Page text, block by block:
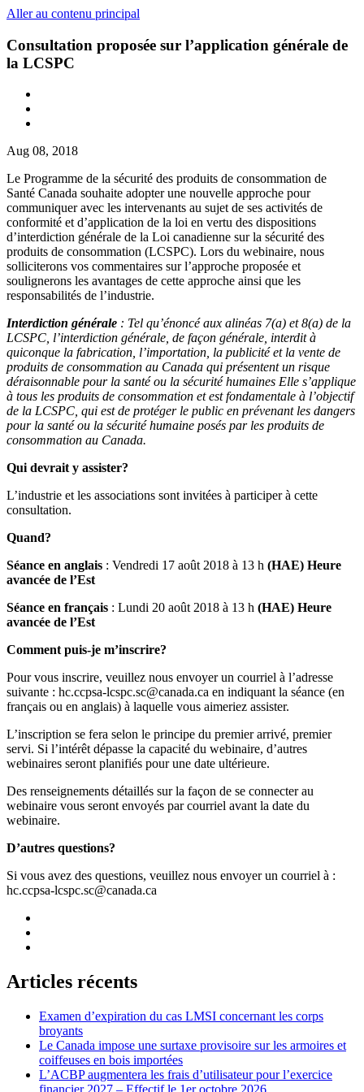
Aller au contenu principal
Consultation proposée sur l’application générale de
la LCSPC
Aug 08, 2018
Le Programme de la sécurité des produits de consommation de
Santé Canada souhaite adopter une nouvelle approche pour
communiquer avec les intervenants au sujet de ses activités de
conformité et d’application de la loi en vertu des dispositions
d’interdiction générale de la Loi canadienne sur la sécurité des
produits de consommation (LCSPC). Lors du webinaire, nous
solliciterons vos commentaires sur l’approche proposée et
soulignerons les avantages de cette approche ainsi que les
responsabilités de l’industrie.
Interdiction générale : Tel qu’énoncé aux alinéas 7(a) et 8(a) de la
LCSPC, l’interdiction générale, de façon générale, interdit à
quiconque la fabrication, l’importation, la publicité et la vente de
produits de consommation au Canada qui présentent un risque
déraisonnable pour la santé ou la sécurité humaines Elle s’applique
à tous les produits de consommation et est fondamentale à l’objectif
de la LCSPC, qui est de protéger le public en prévenant les dangers
pour la santé ou la sécurité humaine posés par les produits de
consommation au Canada.
Qui devrait y assister?
L’industrie et les associations sont invitées à participer à cette
consultation.
Quand?
Séance en anglais : Vendredi 17 août 2018 à 13 h (HAE) Heure
avancée de l’Est
Séance en français : Lundi 20 août 2018 à 13 h (HAE) Heure
avancée de l’Est
Comment puis-je m’inscrire?
Pour vous inscrire, veuillez nous envoyer un courriel à l’adresse
suivante : hc.ccpsa-lcspc.sc@canada.ca en indiquant la séance (en
français ou en anglais) à laquelle vous aimeriez assister.
L’inscription se fera selon le principe du premier arrivé, premier
servi. Si l’intérêt dépasse la capacité du webinaire, d’autres
webinaires seront planifiés pour une date ultérieure.
Des renseignements détaillés sur la façon de se connecter au
webinaire vous seront envoyés par courriel avant la date du
webinaire.
D’autres questions?
Si vous avez des questions, veuillez nous envoyer un courriel à :
hc.ccpsa-lcspc.sc@canada.ca
Articles récents
Examen d’expiration du cas LMSI concernant les corps
broyants
Le Canada impose une surtaxe provisoire sur les armoires et
coiffeuses en bois importées
L’ACBP augmentera les frais d’utilisateur pour l’exercice